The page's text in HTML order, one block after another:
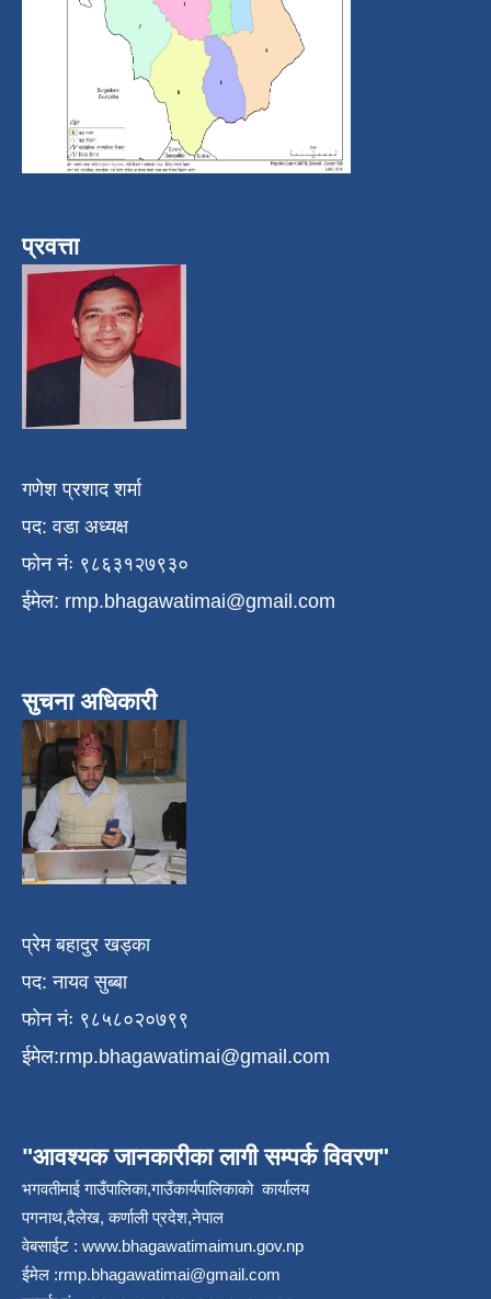
प्रवत्ता
गणेश प्रशाद शर्मा
पद: वडा अध्यक्ष
फोन नंः ९८६३१२७९३०
ईमेल: rmp.bhagawatimai@gmail.com
सुचना अधिकारी
प्रेम बहादुर खड्का
पद: नायव सुब्बा
फोन नंः ९८५८०२०७९९
ईमेल:rmp.bhagawatimai@gmail.com
"आवश्यक जानकारीका लागी सम्पर्क विवरण"
भगवतीमाई गाउँपालिका,गाउँकार्यपालिकाको कार्यालय
पगनाथ,दैलेख, कर्णाली प्रदेश,नेपाल
वेबसाईट : www.bhagawatimaimun.gov.np
ईमेल :rmp.bhagawatimai@gmail.com